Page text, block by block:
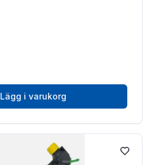
Lägg i varukorg
Lägg till